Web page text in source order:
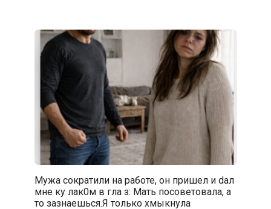
Мужа сократили на работе, он пришел и dал
мне ку лак0м в гла з: Мать посоветовала, а
то зазнаешься.Я только хмыкнула